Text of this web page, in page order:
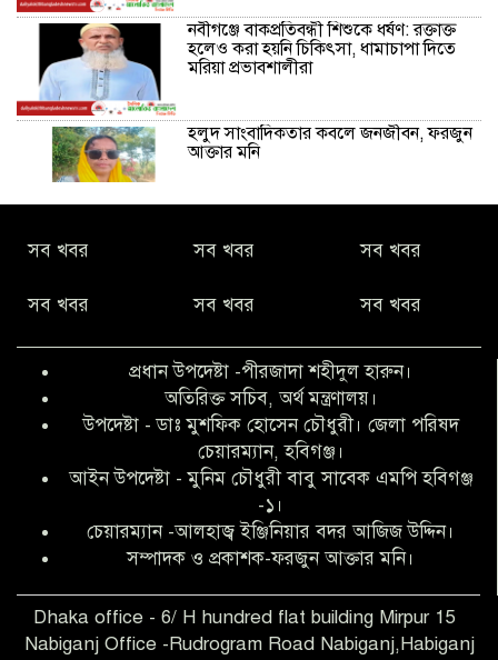
নবীগঞ্জে বাকপ্রতিবন্ধী শিশুকে ধর্ষণ: রক্তাক্ত
হলেও করা হয়নি চিকিৎসা, ধামাচাপা দিতে
মরিয়া প্রভাবশালীরা
হলুদ সাংবাদিকতার কবলে জনজীবন, ফরজুন
আক্তার মনি
কিবরিয়া
বৃত্তি পরীক্ষার সুযোগ করে দিলেন প্রধান শিক্ষক
ফারুক মাস্টার
আব্দুল হক তালুকদার ফাউন্ডেশন মানবতার
শিকড় ছুঁই ছুঁই,ফরজুন আক্তার মনি
সিলেট রেঞ্জের শ্রেষ্ঠ ওসি নির্বাচিত হলেন
নবীগঞ্জ থানার ওসি মোনায়েম
‎নবীগঞ্জে এক সাজাপ্রাপ্ত পলাতক আসামি
সব খবর সব খবর সব খবর
সব খবর সব খবর সব খবর
প্রধান উপদেষ্টা -পীরজাদা শহীদুল হারুন।
অতিরিক্ত সচিব, অর্থ মন্ত্রণালয়।
উপদেষ্টা - ডাঃ মুশফিক হোসেন চৌধুরী। জেলা পরিষদ
চেয়ারম্যান, হবিগঞ্জ।
আইন উপদেষ্টা - মুনিম চৌধুরী বাবু সাবেক এমপি হবিগঞ্জ
-১।
চেয়ারম্যান -আলহাজ্ব ইঞ্জিনিয়ার বদর আজিজ উদ্দিন।
সম্পাদক ও প্রকাশক-ফরজুন আক্তার মনি।
Dhaka office - 6/ H hundred flat building Mirpur 15
Nabiganj Office -Rudrogram Road Nabiganj,Habiganj